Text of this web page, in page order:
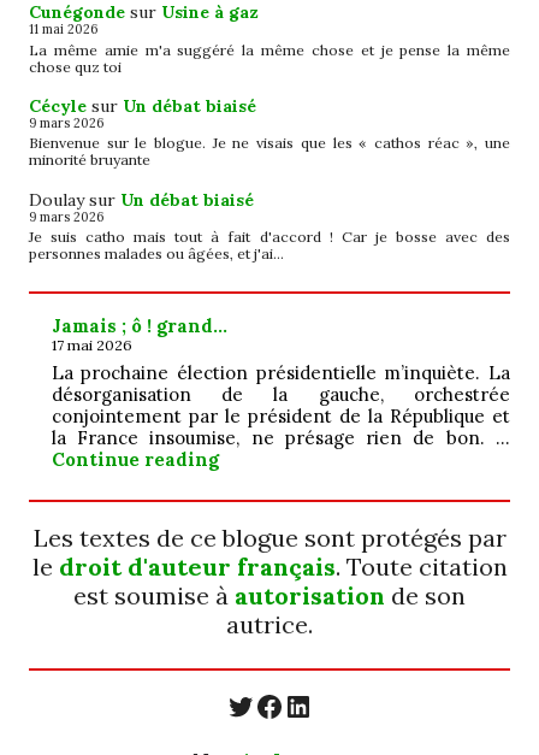
Cunégonde sur Usine à gaz
11 mai 2026
La même amie m'a suggéré la même chose et je pense la même
chose quz toi
Cécyle sur Un débat biaisé
9 mars 2026
Bienvenue sur le blogue. Je ne visais que les « cathos réac », une
minorité bruyante
Doulaysur Un débat biaisé
9 mars 2026
Je suis catho mais tout à fait d'accord ! Car je bosse avec des
personnes malades ou âgées, et j'ai…
Jamais ; ô ! grand…
17 mai 2026
La prochaine élection présidentielle m’inquiète. La
désorganisation de la gauche, orchestrée
conjointement par le président de la République et
la France insoumise, ne présage rien de bon. …
Continue readingJamais ; ô ! grand…
Les textes de ce blogue sont protégés par
le droit d'auteur français. Toute citation
est soumise à autorisation de son
autrice.
https://twitter.com/
https://
https://www.linkedin.com/in/cecyle-jung-cyjung/